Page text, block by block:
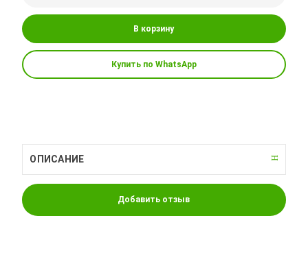
В корзину
Купить по WhatsApp
ОПИСАНИЕ
Добавить отзыв